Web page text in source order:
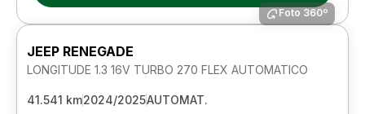
Foto 360º
JEEP RENEGADE
LONGITUDE 1.3 16V TURBO 270 FLEX AUTOMATICO
41.541 km2024/2025AUTOMAT.